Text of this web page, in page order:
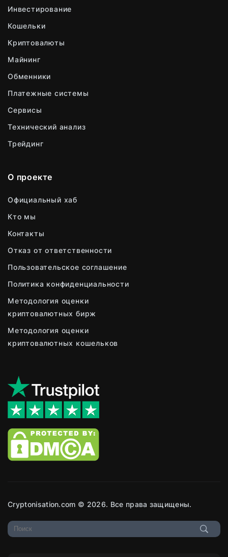
Инвестирование
Кошельки
Криптовалюты
Майнинг
Обменники
Платежные системы
Сервисы
Технический анализ
Трейдинг
О проекте
Официальный хаб
Кто мы
Контакты
Отказ от ответственности
Пользовательское соглашение
Политика конфиденциальности
Методология оценки
криптовалютных бирж
Методология оценки
криптовалютных кошельков
Cryptonisation.com © 2026. Все права защищены.